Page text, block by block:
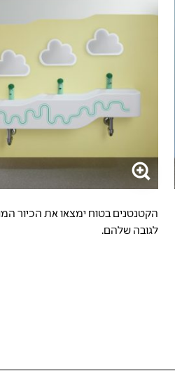
הקטנטנים בטוח ימצאו את הכיור
לגובה שלהם.